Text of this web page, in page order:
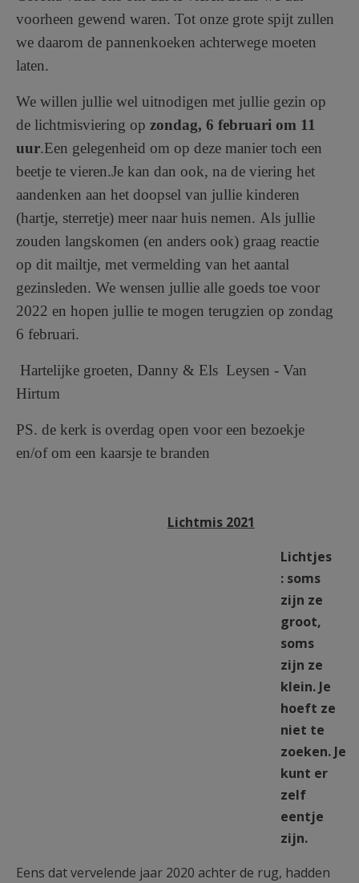
voorheen gewend waren. Tot onze grote spijt zullen
we daarom de pannenkoeken achterwege moeten
laten.
We willen jullie wel uitnodigen met jullie gezin op
de lichtmisviering op zondag, 6 februari om 11
uur.Een gelegenheid om op deze manier toch een
beetje te vieren.Je kan dan ook, na de viering het
aandenken aan het doopsel van jullie kinderen
(hartje, sterretje) meer naar huis nemen. Als jullie
zouden langskomen (en anders ook) graag reactie
op dit mailtje, met vermelding van het aantal
gezinsleden. We wensen jullie alle goeds toe voor
2022 en hopen jullie te mogen terugzien op zondag
6 februari.
Hartelijke groeten, Danny & Els Leysen - Van
Hirtum
PS. de kerk is overdag open voor een bezoekje
en/of om een kaarsje te branden
Lichtmis 2021
Lichtjes
: soms
zijn ze
groot,
soms
zijn ze
klein. Je
hoeft ze
niet te
zoeken. Je
kunt er
zelf
eentje
zijn.
Eens dat vervelende jaar 2020 achter de rug, hadden